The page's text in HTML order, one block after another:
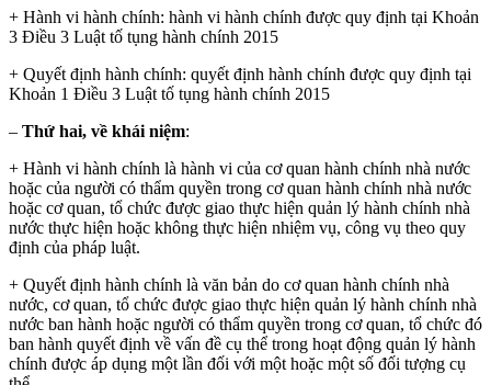
+ Hành vi hành chính: hành vi hành chính được quy định tại Khoản
3 Điều 3 Luật tố tụng hành chính 2015
+ Quyết định hành chính: quyết định hành chính được quy định tại
Khoản 1 Điều 3 Luật tố tụng hành chính 2015
– Thứ hai, về khái niệm:
+ Hành vi hành chính là hành vi của cơ quan hành chính nhà nước
hoặc của người có thẩm quyền trong cơ quan hành chính nhà nước
hoặc cơ quan, tổ chức được giao thực hiện quản lý hành chính nhà
nước thực hiện hoặc không thực hiện nhiệm vụ, công vụ theo quy
định của pháp luật.
+ Quyết định hành chính là văn bản do cơ quan hành chính nhà
nước, cơ quan, tổ chức được giao thực hiện quản lý hành chính nhà
nước ban hành hoặc người có thẩm quyền trong cơ quan, tổ chức đó
ban hành quyết định về vấn đề cụ thể trong hoạt động quản lý hành
chính được áp dụng một lần đối với một hoặc một số đối tượng cụ